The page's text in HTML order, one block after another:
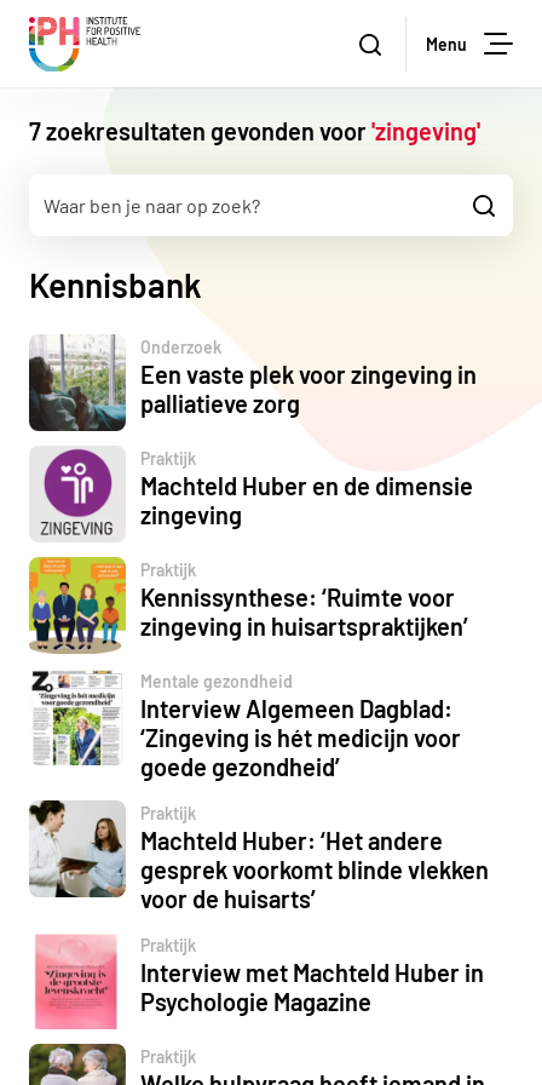
Institute for Positive Health Zoeken
Menu
7 zoekresultaten gevonden voor'zingeving'
Kennisbank
Onderzoek
Een vaste plek voor zingeving in
palliatieve zorg
Praktijk
Machteld Huber en de dimensie
zingeving
Praktijk
Kennissynthese: ‘Ruimte voor
zingeving in huisartspraktijken’
Mentale gezondheid
Interview Algemeen Dagblad:
‘Zingeving is hét medicijn voor
goede gezondheid’
Praktijk
Machteld Huber: ‘Het andere
gesprek voorkomt blinde vlekken
voor de huisarts’
Praktijk
Interview met Machteld Huber in
Psychologie Magazine
Praktijk